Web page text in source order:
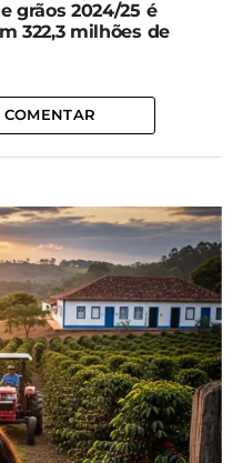
e frango batem
no Paraná em
de agosto, 2024
"Paraná"
grãos 2024/25 é
322,3 milhões de